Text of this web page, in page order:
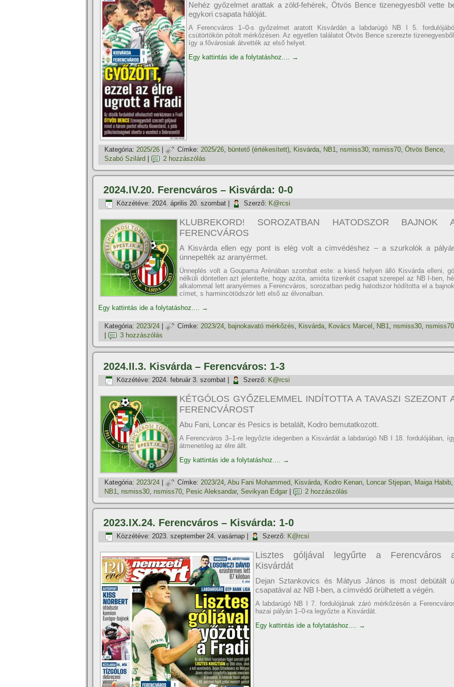
Nehéz győzelmet arattak a zöld-fehérek, Ötvös Bence tizenegyesből vette
egykori csapata hálóját.
A Ferencváros 1–0-s győzelmet aratott Kisvárdán a labdarúgó NB I 5. fordulójából
csütörtökön pótolt mérkőzésen. Az egyetlen találatot Ötvös Bence szerezte
így a fővárosiak átvették az első helyet.
Egy kattintás ide a folytatáshoz.... →
Kategória: 2025/26 Címke: 2025/26, büntető (értékesí­tett), Kisvárda, NB1, nsmiss30, nsmiss70, Ötvös Bence,
Szabó Szilárd
2 hozzászólás
2024.IV.20. Ferencváros – Kisvárda: 0-0
Közzétéve: 2024. április 20. szombat Szerző: K@rcsi
KLUBREKORD! SOROZATBAN HATODSZOR BAJNOK
FERENCVÁROS
A Kisvárda ellen egy pont is elég volt a címvédéshez – a szurkolók a
ünnepelték az aranyérmet.
Ünneplés volt a Goupama Arénában szombat este: a kieső helyen álló Kisvárda elleni, gól
nélküli döntetlen azt jelentette, hogy azóta, amióta tizenkét csapat szerepel az NB I-ben,
alkalommal lett aranyérmes a Ferencváros, sorozatban pedig hatodszor hódította el a
címet, s harmincötödször lett első az élvonalban.
Egy kattintás ide a folytatáshoz.... →
Kategória: 2023/24 Címke: 2023/24, bajnokavató mérkőzés, Kisvárda, Kovács Marcel , NB1, nsmiss30, nsmiss70
3 hozzászólás
2024.II.3. Kisvárda – Ferencváros: 1-3
Közzétéve: 2024. február 3. szombat Szerző: K@rcsi
KÉTGÓLOS GYŐZELEMMEL INDÍTOTTA A TAVASZI SZEZONT
FERENCVÁROST
Abu Fani, Loncar és Pesics is betalált, Kodro bemutatkozott.
A Ferencváros 3–1-re legyőzte idegenben a Kisvárdát a labdarúgó NB I 18. fordulójában,
átmenetileg az élre állt.
Egy kattintás ide a folytatáshoz.... →
Kategória: 2023/24 Címke: 2023/24, Abu Fani Mohammed, Kisvárda, Kodro Kenan, Loncar Stjepan, Maiga Habib,
NB1, nsmiss30, nsmiss70, Pesic Aleksandar, Sevikyan Edgar 2 hozzászólás
2023.IX.24. Ferencváros – Kisvárda: 1-0
Közzétéve: 2023. szeptember 24. vasárnap Szerző: K@rcsi
Lisztes góljával legyűrte a Ferencváros
Kisvárdát
Dejan Sztankovics és Mátyus János is most debütált
csapatával az NB I-ben, a címvédő örülhetett a végén.
A labdarúgó NB I 7. fordulójának záró mérkőzésén a
hazai pályán 1–0-ra legyőzte a Kisvárdát.
Egy kattintás ide a folytatáshoz.... →